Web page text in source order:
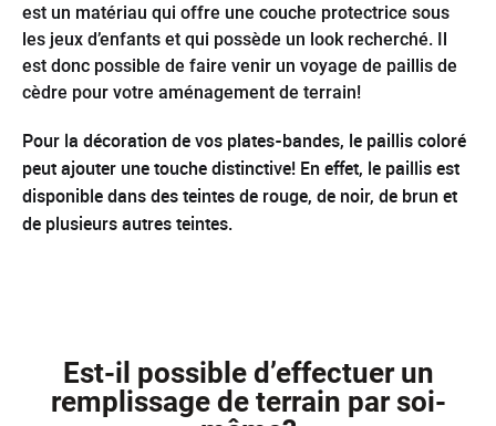
est un matériau qui offre une couche protectrice sous
les jeux d’enfants et qui possède un look recherché. Il
est donc possible de faire venir un voyage de paillis de
cèdre pour votre aménagement de terrain!
Pour la décoration de vos plates-bandes, le paillis coloré
peut ajouter une touche distinctive! En effet, le paillis est
disponible dans des teintes de rouge, de noir, de brun et
de plusieurs autres teintes.
Est-il possible d’effectuer un
remplissage de terrain par soi-